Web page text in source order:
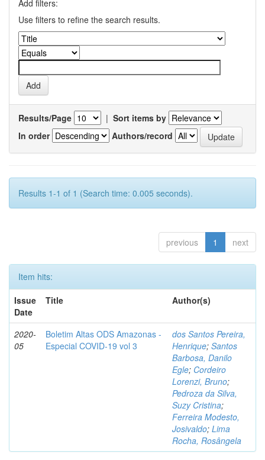
Add filters:
Use filters to refine the search results.
Results/Page | Sort items by
In order
Authors/record
Results 1-1 of 1 (Search time: 0.005 seconds).
previous 1 next
Item hits:
Issue
Date
Title Author(s)
2020-
05
Boletim Altas ODS Amazonas -
Especial COVID-19 vol 3
dos Santos Pereira,
Henrique; Santos
Barbosa, Danilo
Egle; Cordeiro
Lorenzi, Bruno;
Pedroza da Silva,
Suzy Cristina;
Ferreira Modesto,
Josivaldo; Lima
Rocha, Rosângela